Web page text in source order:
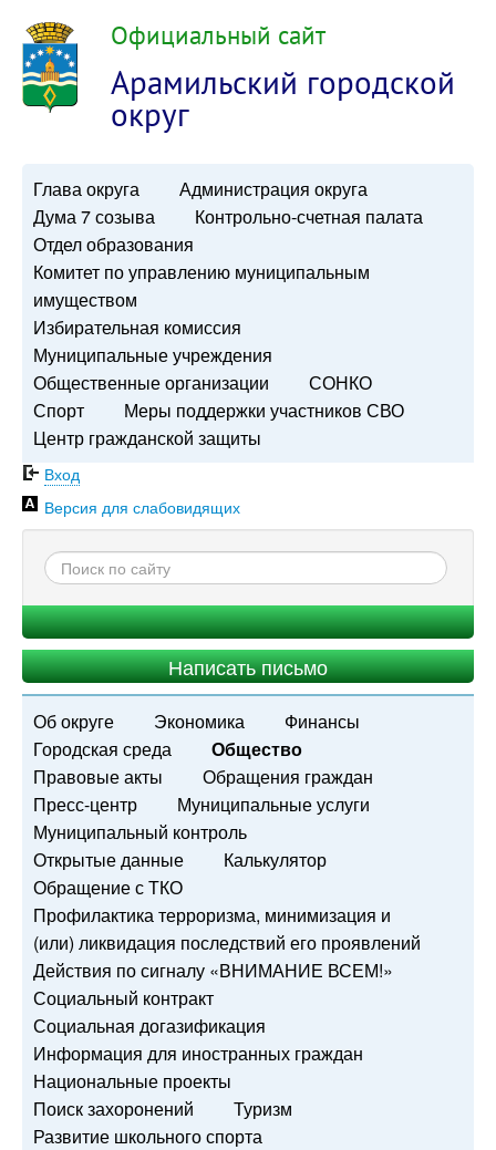
Официальный сайт
Арамильский городской
округ
Глава округа
Администрация округа
Дума 7 созыва
Контрольно-счетная палата
Отдел образования
Комитет по управлению муниципальным
имуществом
Избирательная комиссия
Муниципальные учреждения
Общественные организации
СОНКО
Спорт
Меры поддержки участников СВО
Центр гражданской защиты
Вход
Версия для слабовидящих
Написать письмо
Об округе Экономика
Финансы
Городская среда
Общество
Правовые акты
Обращения граждан
Пресс-центр
Муниципальные услуги
Муниципальный контроль
Открытые данные
Калькулятор
Обращение с ТКО
Профилактика терроризма, минимизация и
(или) ликвидация последствий его проявлений
Действия по сигналу «ВНИМАНИЕ ВСЕМ!»
Социальный контракт
Социальная догазификация
Информация для иностранных граждан
Национальные проекты
Поиск захоронений
Туризм
Развитие школьного спорта